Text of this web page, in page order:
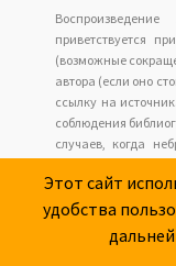
приветствуется
(возможные
автора (если оно
ссылку на
соблюдения
случаев, когда
интернете
читателей нет
Наш сайт не
размещаемых
Этот сайт
удобства